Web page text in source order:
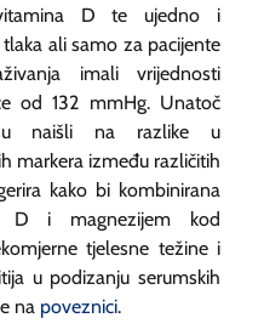
vitamina D te ujedno i
ali samo za pacijente
imali vrijednosti
od 132 mmHg. Unatoč
naišli na razlike u
markera između različitih
kako bi kombinirana
D i magnezijem kod
tjelesne težine i
u podizanju serumskih
na poveznici.